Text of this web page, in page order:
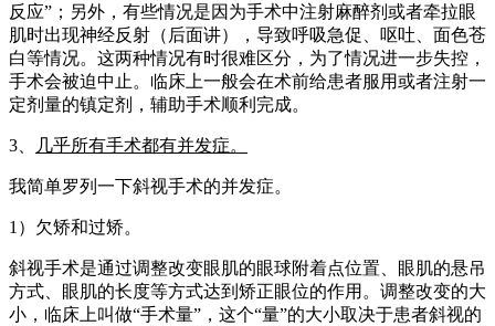
反应”；另外，有些情况是因为手术中注射麻醉剂或者牵拉眼
肌时出现神经反射（后面讲），导致呼吸急促、呕吐、面色苍
白等情况。这两种情况有时很难区分，为了情况进一步失控，
手术会被迫中止。临床上一般会在术前给患者服用或者注射一
定剂量的镇定剂，辅助手术顺利完成。
3、 几乎所有手术都有并发症。
我简单罗列一下斜视手术的并发症。
1）欠矫和过矫。
斜视手术是通过调整改变眼肌的眼球附着点位置、眼肌的悬吊
方式、眼肌的长度等方式达到矫正眼位的作用。调整改变的大
小，临床上叫做“手术量”，这个“量”的大小取决于患者斜视的